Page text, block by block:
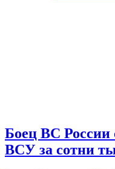
Боец ВС России
ВСУ за сотни